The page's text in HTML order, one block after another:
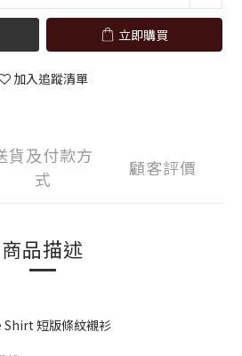
立即購買
加入追蹤清單
貨及付款方
式
顧客評價
商品描述
短版條紋襯衫